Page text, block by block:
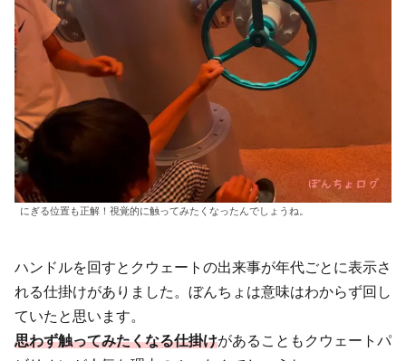
にぎる位置も正解！視覚的に触ってみたくなったんでしょうね。
ハンドルを回すとクウェートの出来事が年代ごとに表示さ
れる仕掛けがありました。ぼんちょは意味はわからず回し
ていたと思います。
思わず触ってみたくなる仕掛けがあることもクウェートパ